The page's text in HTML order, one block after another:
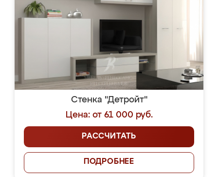
Стенка "Детройт"
Цена: от 61 000 руб.
РАССЧИТАТЬ
ПОДРОБНЕЕ